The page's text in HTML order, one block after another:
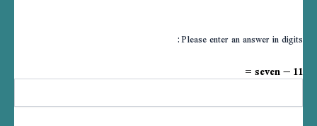
Please enter an answer in digits:
11 − seven =